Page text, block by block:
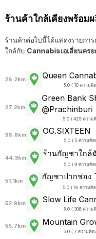
ร้านค้าใกล้เคียงพร้อ
ร้านค้าต่อไปนี้ได้แสดงรายกา
ใกล้กับ Cannabisเอเลี่ยนครย
26.2km Queen
5.0 ( 10 ความคิ
27.2km
Green Bank
@Prachinburi
5.0 ( 425 ความ
36.8km OG.SIXTEEN
5.0 ( 5 ความคิด
44.3km ร้านกัญชาใกล้
5.0 ( 9 ความคิด
51.1km กัญชาปากช่อง
5.0 ( 18 ความคิ
52.9km Slow Life
5.0 ( 306 ความ
55.7km Mountain
5.0 ( 7 ความคิด